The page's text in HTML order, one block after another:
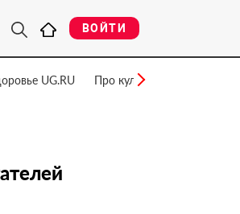
ВОЙТИ
UG.RU Про культуру UG.RU